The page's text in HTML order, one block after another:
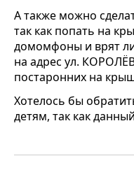
А также можно
так как попать на
домомфоны и врят ли
на адрес ул.
постаронних на
Хотелось бы
детям, так как